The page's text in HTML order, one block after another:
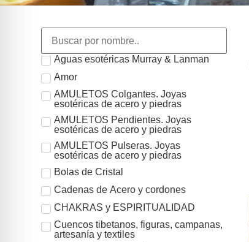
Aguas esotéricas Murray & Lanman
Amor
AMULETOS Colgantes. Joyas
esotéricas de acero y piedras
AMULETOS Pendientes. Joyas
esotéricas de acero y piedras
AMULETOS Pulseras. Joyas
esotéricas de acero y piedras
Bolas de Cristal
Cadenas de Acero y cordones
CHAKRAS y ESPIRITUALIDAD
Cuencos tibetanos, figuras, campanas,
artesanía y textiles